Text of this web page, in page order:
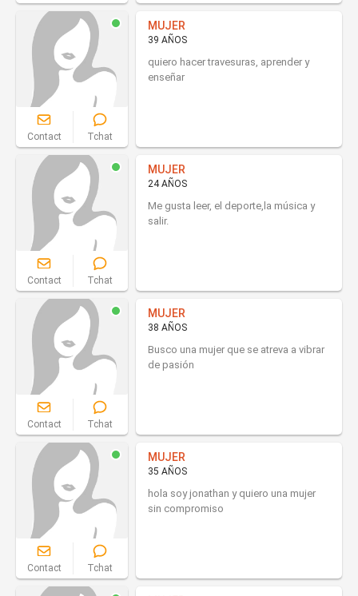
Contact Tchat
MUJER
39 AÑOS
quiero hacer travesuras, aprender y
enseñar
Contact Tchat
MUJER
24 AÑOS
Me gusta leer, el deporte,la música y
salir.
Contact Tchat
MUJER
38 AÑOS
Busco una mujer que se atreva a vibrar
de pasión
Contact Tchat
MUJER
35 AÑOS
hola soy jonathan y quiero una mujer
sin compromiso